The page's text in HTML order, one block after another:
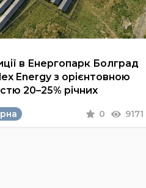
в Енергопарк Болград
Energy з орієнтовною
20–25% річних
0 9171